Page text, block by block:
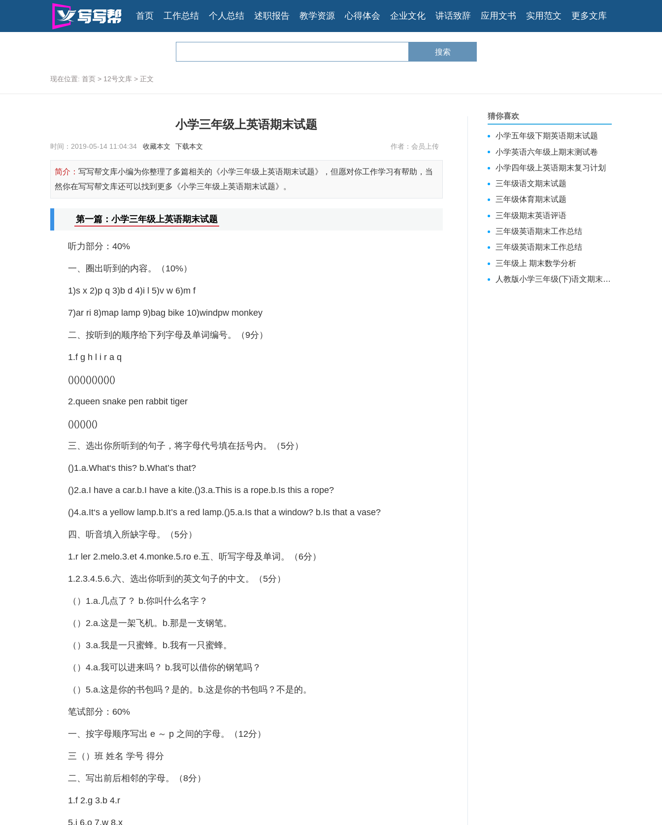
首页 工作总结 个人总结 述职报告 教学资源 心得体会 企业文化 讲话致辞 应用文书 实用范文 更多文库
现在位置: 首页 > 12号文库 > 正文
小学三年级上英语期末试题
时间：2019-05-14 11:04:34 收藏本文 下载本文 作者：会员上传
简介： 写写帮文库小编为你整理了多篇相关的《小学三年级上英语期末试题》，但愿对你工作学习有帮助，当
然你在写写帮文库还可以找到更多《小学三年级上英语期末试题》。
第一篇：小学三年级上英语期末试题
听力部分：40%
一、圈出听到的内容。（10%）
1)s x 2)p q 3)b d 4)i l 5)v w 6)m f
7)ar ri 8)map lamp 9)bag bike 10)windpw monkey
二、按听到的顺序给下列字母及单词编号。（9分）
1.f g h l i r a q
()()()()()()()()
2.queen snake pen rabbit tiger
()()()()()
三、选出你所听到的句子，将字母代号填在括号内。（5分）
()1.a.What‘s this? b.What’s that?
()2.a.I have a car.b.I have a kite.()3.a.This is a rope.b.Is this a rope?
()4.a.It‘s a yellow lamp.b.It’s a red lamp.()5.a.Is that a window? b.Is that a vase?
四、听音填入所缺字母。（5分）
1.r ler 2.melo.3.et 4.monke.5.ro e.五、听写字母及单词。（6分）
1.2.3.4.5.6.六、选出你听到的英文句子的中文。（5分）
（）1.a.几点了？ b.你叫什么名字？
（）2.a.这是一架飞机。b.那是一支钢笔。
（）3.a.我是一只蜜蜂。b.我有一只蜜蜂。
（）4.a.我可以进来吗？ b.我可以借你的钢笔吗？
（）5.a.这是你的书包吗？是的。b.这是你的书包吗？不是的。
笔试部分：60%
一、按字母顺序写出 e ～ p 之间的字母。（12分）
三（）班 姓名 学号 得分
二、写出前后相邻的字母。（8分）
1.f 2.g 3.b 4.r
5.j 6.o 7.w 8.x
猜你喜欢
小学五年级下期英语期末试题
小学英语六年级上期末测试卷
小学四年级上英语期末复习计划
三年级语文期末试题
三年级体育期末试题
三年级期末英语评语
三年级英语期末工作总结
三年级英语期末工作总结
三年级上 期末数学分析
人教版小学三年级(下)语文期末试题A